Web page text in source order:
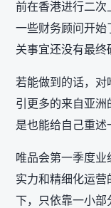
前在香港进行二次
一些财务顾问开始
关事宜还没有最终
若能做到的话，对
引更多的来自亚洲
是也能给自己重述
唯品会第一季度
实力和精细化运营
下，只依靠一小部